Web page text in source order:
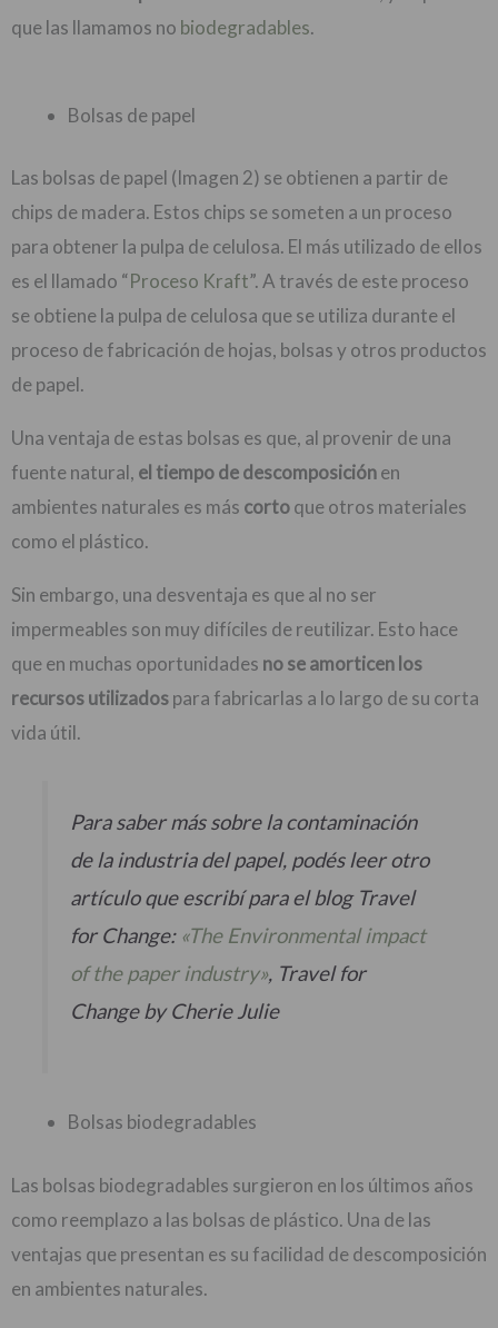
que las llamamos no biodegradables.
Bolsas de papel
Las bolsas de papel (Imagen 2) se obtienen a partir de
chips de madera. Estos chips se someten a un proceso
para obtener la pulpa de celulosa. El más utilizado de ellos
es el llamado “Proceso Kraft”. A través de este proceso
se obtiene la pulpa de celulosa que se utiliza durante el
proceso de fabricación de hojas, bolsas y otros productos
de papel.
Una ventaja de estas bolsas es que, al provenir de una
fuente natural, el tiempo de descomposiciónen
ambientes naturales es más cortoque otros materiales
como el plástico.
Sin embargo, una desventaja es que al no ser
impermeables son muy difíciles de reutilizar. Esto hace
que en muchas oportunidades no se amorticen los
recursos utilizadospara fabricarlas a lo largo de su corta
vida útil.
Para saber más sobre la contaminación
de la industria del papel, podés leer otro
artículo que escribí para el blog Travel
for Change: «The Environmental impact
of the paper industry», Travel for
Change by Cherie Julie
Bolsas biodegradables
Las bolsas biodegradables surgieron en los últimos años
como reemplazo a las bolsas de plástico. Una de las
ventajas que presentan es su facilidad de descomposición
en ambientes naturales.